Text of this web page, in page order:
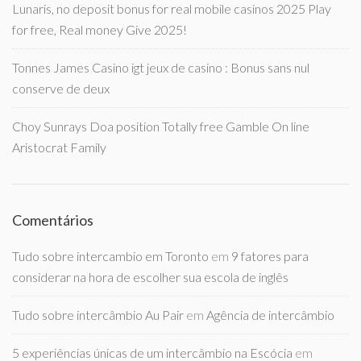
Lunaris, no deposit bonus for real mobile casinos 2025 Play
for free, Real money Give 2025!
Tonnes James Casino igt jeux de casino : Bonus sans nul
conserve de deux
Choy Sunrays Doa position Totally free Gamble On line
Aristocrat Family
Comentários
Tudo sobre intercambio em Toronto em 9 fatores para
considerar na hora de escolher sua escola de inglês
Tudo sobre intercâmbio Au Pair em Agência de intercâmbio
5 experiências únicas de um intercâmbio na Escócia em